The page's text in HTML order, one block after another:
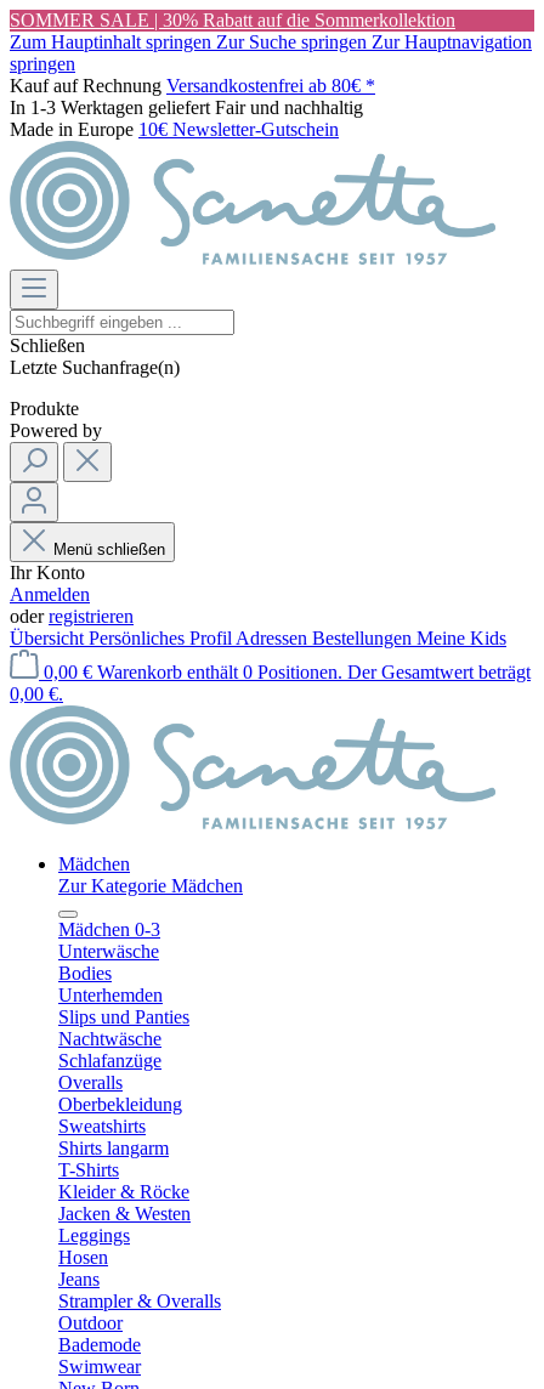
SOMMER SALE | 30% Rabatt auf die Sommerkollektion
Zum Hauptinhalt springen Zur Suche springen Zur Hauptnavigation
springen
Kauf auf Rechnung Versandkostenfrei ab 80€ *
In 1-3 Werktagen geliefert Fair und nachhaltig
Made in Europe 10€ Newsletter-Gutschein
Schließen
Letzte Suchanfrage(n)
Produkte
Powered by
Menü schließen
Ihr Konto
Anmelden
oderregistrieren
Übersicht Persönliches Profil Adressen Bestellungen Meine Kids
0,00 € Warenkorb enthält 0 Positionen. Der Gesamtwert beträgt
0,00 €.
Mädchen
Zur Kategorie Mädchen
Mädchen 0-3
Unterwäsche
Bodies
Unterhemden
Slips und Panties
Nachtwäsche
Schlafanzüge
Overalls
Oberbekleidung
Sweatshirts
Shirts langarm
T-Shirts
Kleider & Röcke
Jacken & Westen
Leggings
Hosen
Jeans
Strampler & Overalls
Outdoor
Bademode
Swimwear